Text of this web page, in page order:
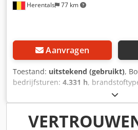
Herentals 77 km
Aanvragen
Toestand: uitstekend (gebruikt),
bedrijfsturen: 4.331 h,
rood
goed Optische staat: zeer goed
Thierry Leemans voor meer